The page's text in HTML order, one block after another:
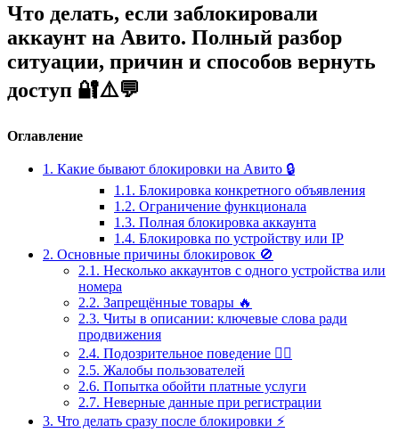
Что делать, если заблокировали
аккаунт на Авито. Полный разбор
ситуации, причин и способов вернуть
доступ 🔐⚠️💬
Оглавление
1. Какие бывают блокировки на Авито 🔒
1.1. Блокировка конкретного объявления
1.2. Ограничение функционала
1.3. Полная блокировка аккаунта
1.4. Блокировка по устройству или IP
2. Основные причины блокировок 🚫
2.1. Несколько аккаунтов с одного устройства или
номера
2.2. Запрещённые товары 🔥
2.3. Читы в описании: ключевые слова ради
продвижения
2.4. Подозрительное поведение 🕵️‍♂️
2.5. Жалобы пользователей
2.6. Попытка обойти платные услуги
2.7. Неверные данные при регистрации
3. Что делать сразу после блокировки ⚡️